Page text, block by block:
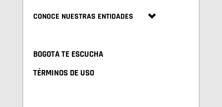
CONOCE NUESTRAS ENTIDADES
BOGOTA TE ESCUCHA
TÉRMINOS DE USO